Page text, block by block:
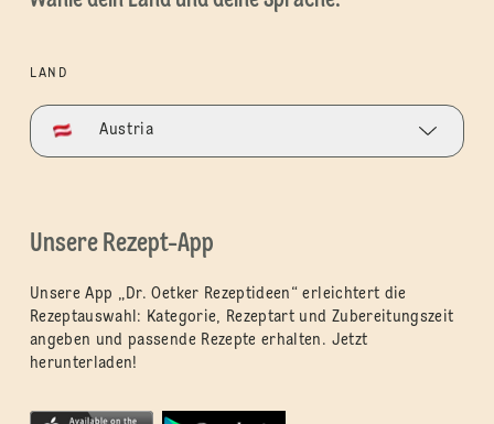
LAND
Austria
Unsere Rezept-App
Unsere App „Dr. Oetker Rezeptideen“ erleichtert die
Rezeptauswahl: Kategorie, Rezeptart und Zubereitungszeit
angeben und passende Rezepte erhalten. Jetzt
herunterladen!